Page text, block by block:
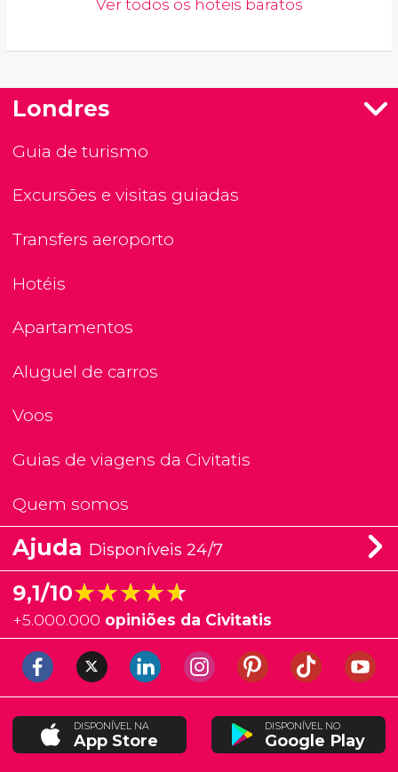
Ver todos os hotéis baratos
Londres
Guia de turismo
Excursões e visitas guiadas
Transfers aeroporto
Hotéis
Apartamentos
Aluguel de carros
Voos
Guias de viagens da Civitatis
Quem somos
Ajuda Disponíveis 24/7
9,1/10★★★★★
★★★★★
+5.000.000 opiniões da Civitatis
DISPONÍVEL NA
App Store
DISPONÍVEL NO
Google Play